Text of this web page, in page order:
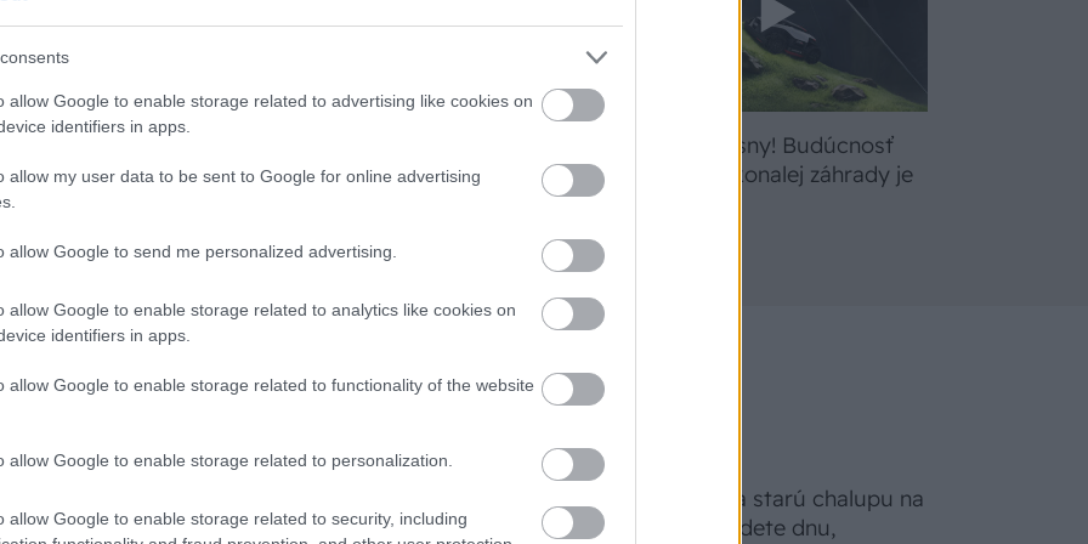
allow Google to enable storage related to advertising like cookies on
identifiers in apps.
allow my user data to be sent to Google for online advertising
allow Google to send me personalized advertising.
allow Google to enable storage related to analytics like cookies on
identifiers in apps.
allow Google to enable storage related to functionality of the website
allow Google to enable storage related to personalization.
allow Google to enable storage related to security, including
klasická izolácia
v mrazoch zlyháva
to vyriešiť raz a navždy
ho na marhuliach v júni a
Žite svoje sny! Budúcnosť
údržby dokonalej záhrady je
záhonu
CHALUPA
Na Morave prerobila starú chalupu na
nepoznanie: Keď vojdete dnu,